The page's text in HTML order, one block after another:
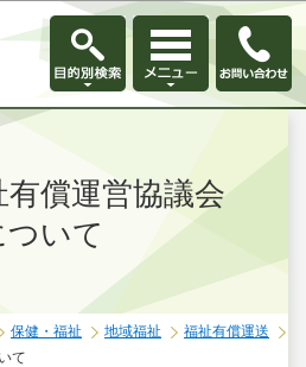
ジの本文へ移動
償運営協議会
ついて
保健・福祉 地域福祉
福祉有償運送
て